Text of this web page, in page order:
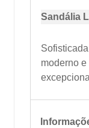
Sandália
moderno